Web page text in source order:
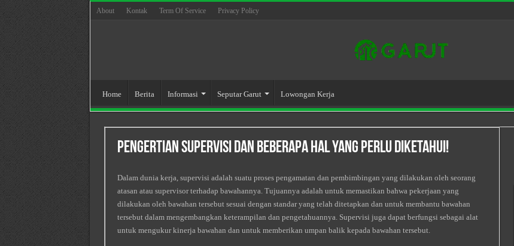
About Kontak Term Of Service Privacy Policy
Home Berita Informasi Seputar Garut Lowongan Kerja
Pengertian Supervisi dan Beberapa Hal Yang Perlu Diketahui!
Dalam dunia kerja, supervisi adalah suatu proses pengamatan dan pembimbingan yang dilakukan oleh seorang
atasan atau supervisor terhadap bawahannya. Tujuannya adalah untuk memastikan bahwa pekerjaan yang
dilakukan oleh bawahan tersebut sesuai dengan standar yang telah ditetapkan dan untuk membantu bawahan
tersebut dalam mengembangkan keterampilan dan pengetahuannya. Supervisi juga dapat berfungsi sebagai alat
untuk mengukur kinerja bawahan dan untuk memberikan umpan balik kepada bawahan tersebut.